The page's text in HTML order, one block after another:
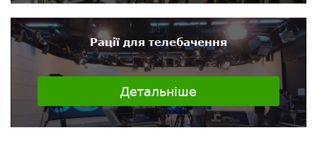
Рації для телебачення
Детальніше